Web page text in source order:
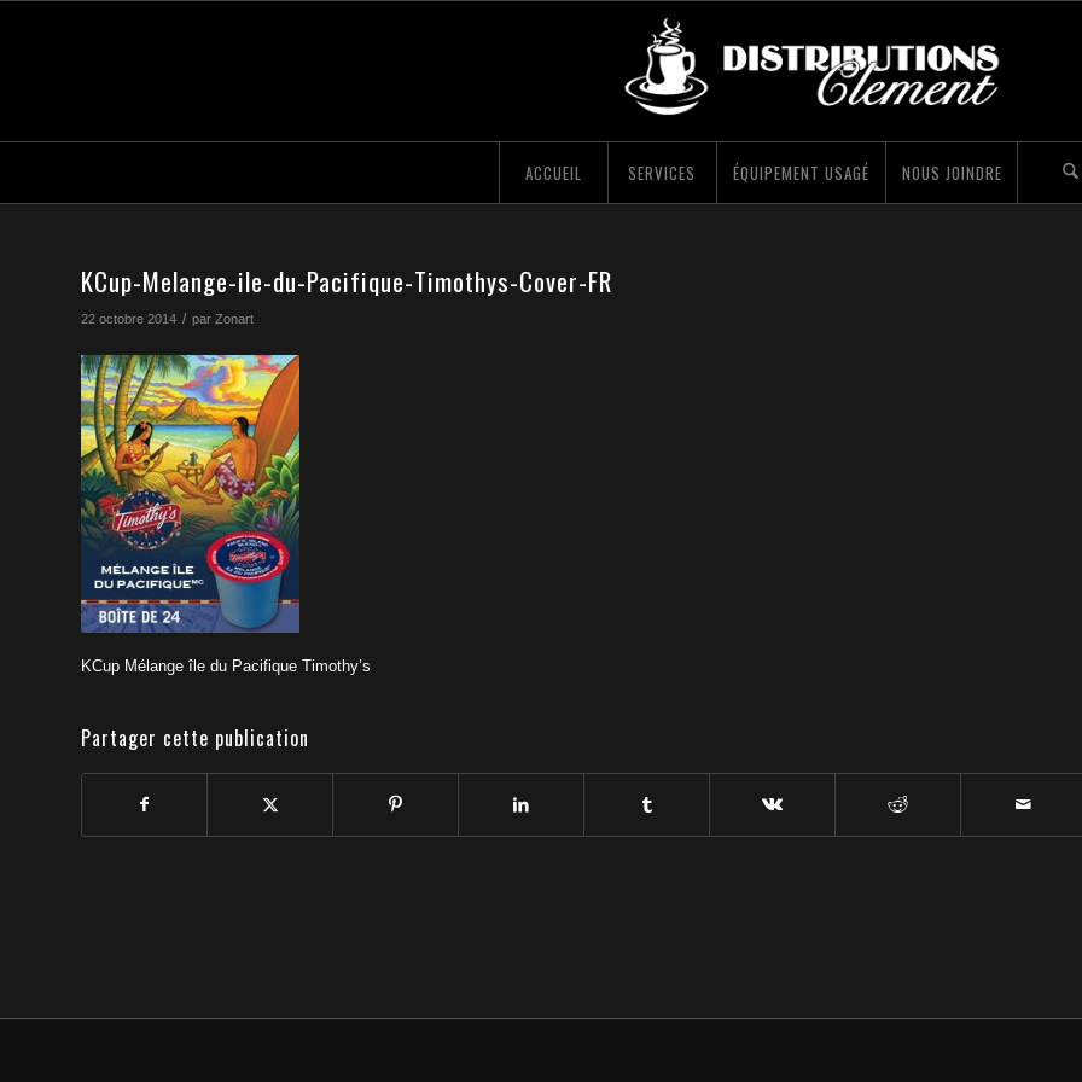
ACCUEIL SERVICES ÉQUIPEMENT USAGÉ NOUS JOINDRE
KCup-Melange-ile-du-Pacifique-Timothys-Cover-FR
22 octobre 2014 / par Zonart
KCup Mélange île du Pacifique Timothy’s
Partager cette publication